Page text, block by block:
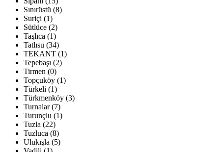
Sınırüstü (8)
Suriçi (1)
Sütlüce (2)
Taşlıca (1)
Tatlısu (34)
TEKANT (1)
Tepebaşı (2)
Tirmen (0)
Topçuköy (1)
Türkeli (1)
Türkmenköy (3)
Turnalar (7)
Turunçlu (1)
Tuzla (22)
Tuzluca (8)
Ulukışla (5)